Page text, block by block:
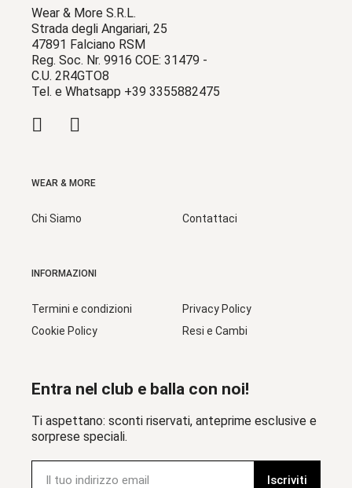
Wear & More S.R.L.
Strada degli Angariari, 25
47891 Falciano RSM
Reg. Soc. Nr. 9916 COE: 31479 -
C.U. 2R4GTO8
Tel. e Whatsapp +39 3355882475
WEAR & MORE
Chi Siamo Contattaci
INFORMAZIONI
Termini e condizioni
Cookie Policy
Privacy Policy
Resi e Cambi
Entra nel club e balla con noi!
Ti aspettano: sconti riservati, anteprime esclusive e
sorprese speciali.
Iscriviti